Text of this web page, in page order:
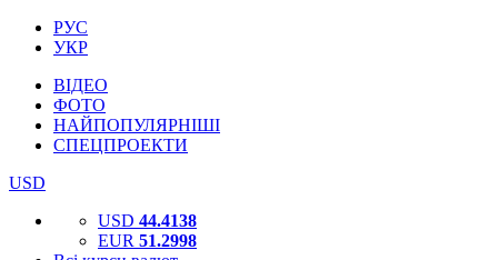
РУС
УКР
ВІДЕО
ФОТО
НАЙПОПУЛЯРНІШІ
СПЕЦПРОЕКТИ
USD
USD 44.4138
EUR 51.2998